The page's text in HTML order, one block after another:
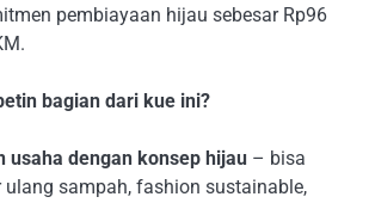
pembiayaan hijau sebesar Rp96
bagian dari kue ini?
usaha dengan konsep hijau – bisa
ulang sampah, fashion sustainable,